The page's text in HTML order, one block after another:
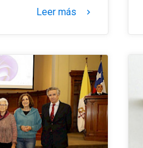
Leer más keyboard_arrow_right